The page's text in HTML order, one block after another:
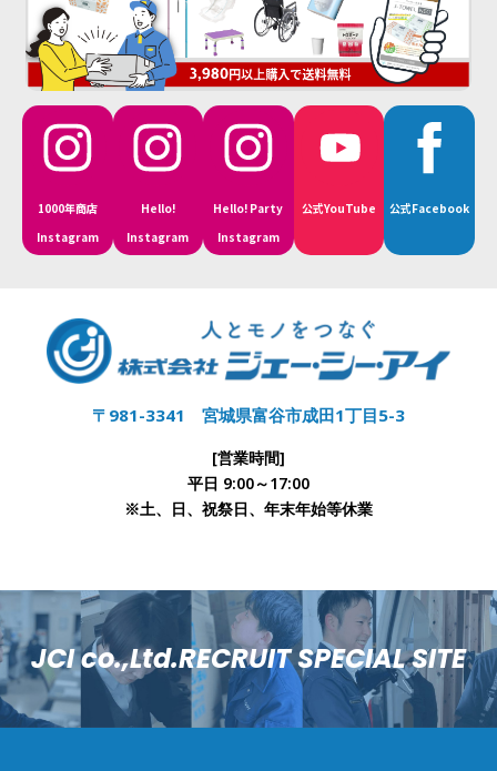
1000年商店
Instagram
Hello!
Instagram
Hello! Party
Instagram
公式YouTube 公式Facebook
〒981-3341 宮城県富谷市成田1丁目5-3
[営業時間]
平日 9:00～17:00
※土、日、祝祭日、年末年始等休業
JCI co.,Ltd.RECRUIT SPECIAL SITE